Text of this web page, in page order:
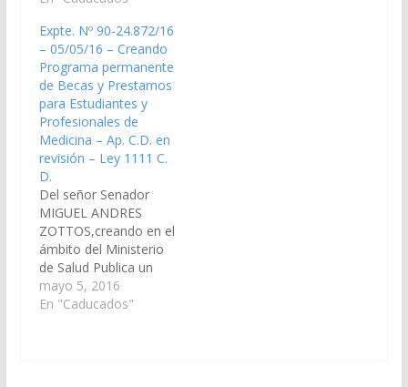
la instrumentación de
un Programa Provincial
de Prevención
Tratamiento y
Seguimiento del
Ataque Cerebral que
tenga como misión
central la atención
médica del…
Expte. Nº 90-24.872/16
– 05/05/16 – Creando
Programa permanente
de Becas y Prestamos
para Estudiantes y
Profesionales de
Medicina – Ap. C.D. en
revisión – Ley 1111 C.
D.
Del señor Senador
MIGUEL ANDRES
ZOTTOS,creando en el
ámbito del Ministerio
de Salud Publica un
Programa permanente
de Becas y Prestamos
mayo 5, 2016
En "Caducados"